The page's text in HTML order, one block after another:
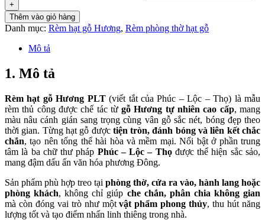
Thêm vào giỏ hàng
Danh mục: Rèm hạt gỗ Hương, Rèm phòng thờ hạt gỗ
Mô tả
1. Mô tả
Rèm hạt gỗ Hương PLT(viết tắt của Phúc – Lộc – Thọ) là mẫu
rèm thủ công được chế tác từgỗ Hương tự nhiên cao cấp, mang
màu nâu cánh gián sang trọng cùng vân gỗ sắc nét, bóng đẹp theo
thời gian. Từng hạt gỗ được tiện tròn, đánh bóng và liên kết chắc
chắn, tạo nên tổng thể hài hòa và mềm mại. Nổi bật ở phần trung
tâm là ba chữ thư pháp Phúc – Lộc – Thọđược thể hiện sắc sảo,
mang đậm dấu ấn văn hóa phương Đông.
Sản phẩm phù hợp treo tại phòng thờ, cửa ra vào, hành lang hoặc
phòng khách, không chỉ giúp che chắn, phân chia không gian
mà còn đóng vai trò như mộtvật phẩm phong thủy, thu hút năng
lượng tốt và tạo điểm nhấn linh thiêng trong nhà.